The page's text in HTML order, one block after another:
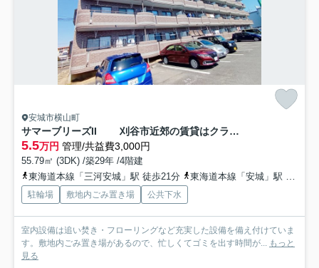
安城市横山町
サマーブリーズII 刈谷市近郊の賃貸はクラスホーム
5.5万円 管理/共益費3,000円
55.79㎡ (3DK) /築29年 /4階建
東海道本線「三河安城」駅 徒歩21分
東海道本線「安城」駅 徒歩25分
駐輪場 敷地内ごみ置き場 公共下水
室内設備は追い焚き・フローリングなど充実した設備を備え付けていま
す。敷地内ごみ置き場があるので、忙しくてゴミを出す時間が...
もっと
見る